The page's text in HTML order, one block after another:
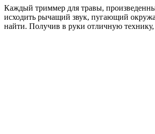
Каждый триммер для травы,
исходить рычащий звук, пугающий
найти. Получив в руки отличную технику,